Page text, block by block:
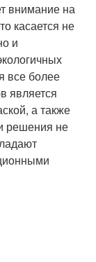
внимание на
касается не
и
все более
является
а также
решения не